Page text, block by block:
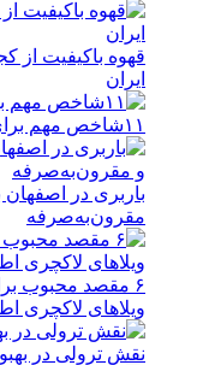
ایران
۱۱شاخص مهم برای درمان اعتیاد با کیفیت بالا
باربری در اصفهان
مقرون‌به‌صرفه
۶ مقصد محبوب
ویلاهای لاکچری
نقش ترولی در